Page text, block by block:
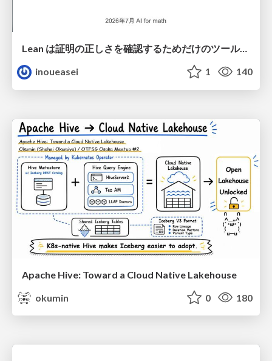
Lean は証明の正しさを確認するためだけのツールって思ってませんか？
inoueasei
1 140
Apache Hive: Toward a Cloud Native Lakehouse
okumin
0 180